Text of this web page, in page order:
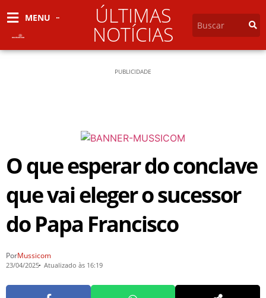
MENU ÚLTIMAS
NOTÍCIAS
PUBLICIDADE
O que esperar do conclave
que vai eleger o sucessor
do Papa Francisco
PorMussicom
23/04/2025 Atualizado às 16:19